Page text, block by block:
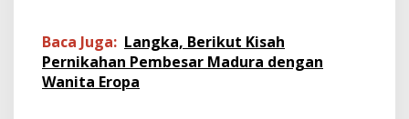
Baca Juga: Langka, Berikut Kisah
Pernikahan Pembesar Madura dengan
Wanita Eropa